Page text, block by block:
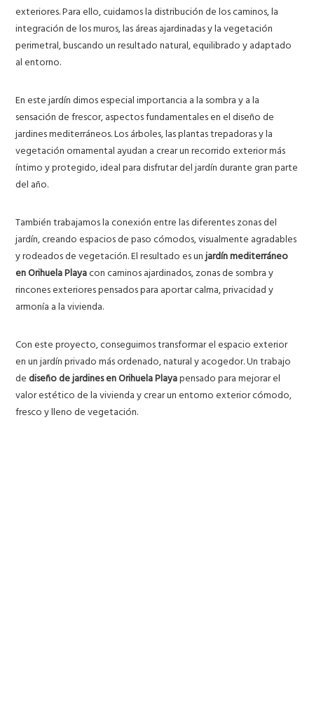
exteriores. Para ello, cuidamos la distribución de los caminos, la
integración de los muros, las áreas ajardinadas y la vegetación
perimetral, buscando un resultado natural, equilibrado y adaptado
al entorno.
En este jardín dimos especial importancia a la sombra y a la
sensación de frescor, aspectos fundamentales en el diseño de
jardines mediterráneos. Los árboles, las plantas trepadoras y la
vegetación ornamental ayudan a crear un recorrido exterior más
íntimo y protegido, ideal para disfrutar del jardín durante gran parte
del año.
También trabajamos la conexión entre las diferentes zonas del
jardín, creando espacios de paso cómodos, visualmente agradables
y rodeados de vegetación. El resultado es unjardín mediterráneo
en Orihuela Playacon caminos ajardinados, zonas de sombra y
rincones exteriores pensados para aportar calma, privacidad y
armonía a la vivienda.
Con este proyecto, conseguimos transformar el espacio exterior
en un jardín privado más ordenado, natural y acogedor. Un trabajo
de diseño de jardines en Orihuela Playapensado para mejorar el
valor estético de la vivienda y crear un entorno exterior cómodo,
fresco y lleno de vegetación.